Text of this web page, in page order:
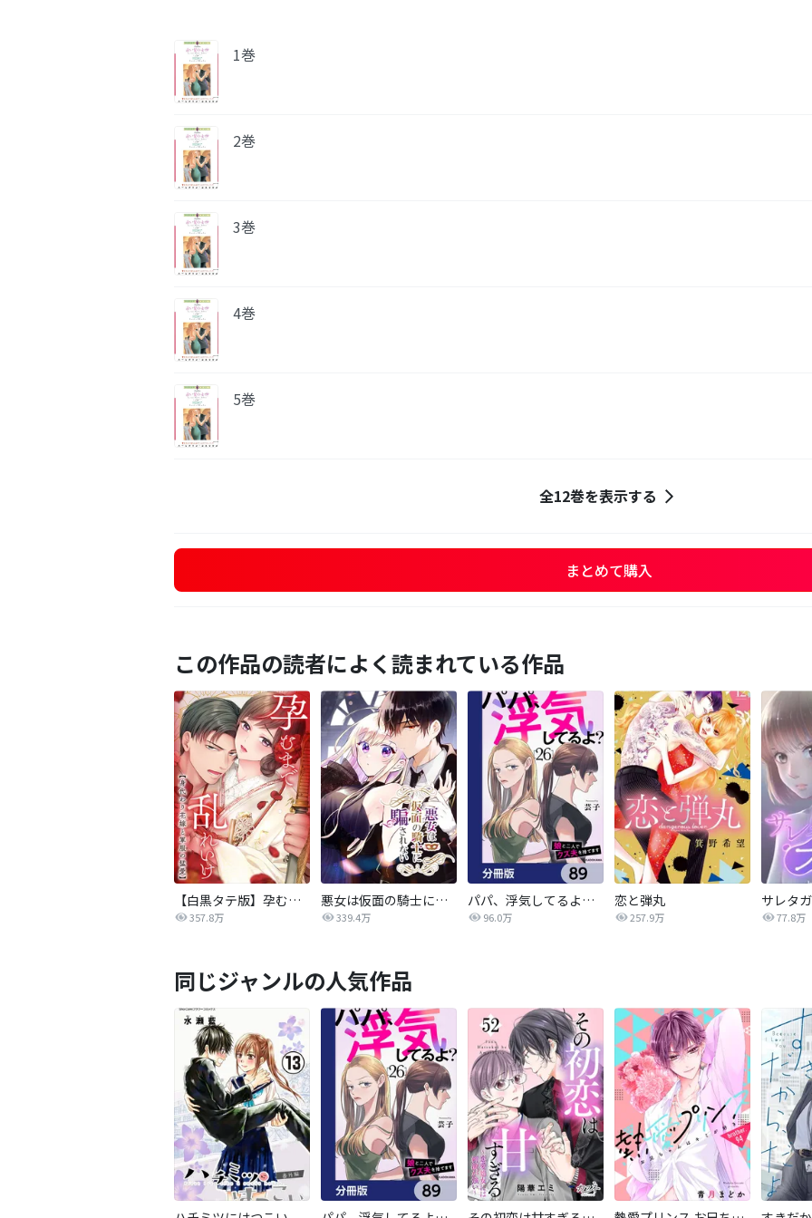
1巻
2巻
3巻
4巻
5巻
全12巻を表示する
まとめて購入
この作品の読者によく読まれている作品
【白黒タテ版】孕むまで乱れいけ～身代わり花嫁と軍服の猛愛
357.8万
悪女は仮面の騎士に騙されない
339.4万
パパ、浮気してるよ？娘と二人でクズ夫を捨てます【分冊版】
96.0万
恋と弾丸
257.9万 77.8万
同じジャンルの人気作品